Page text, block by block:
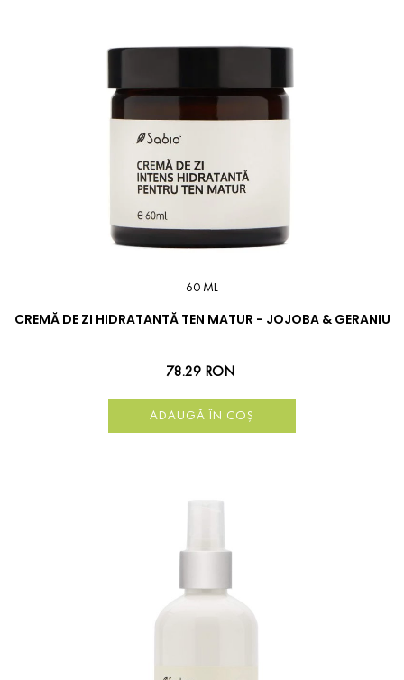
60 ML
CREMĂ DE ZI HIDRATANTĂ TEN MATUR - JOJOBA & GERANIU
78.29 RON
ADAUGĂ ÎN COȘ